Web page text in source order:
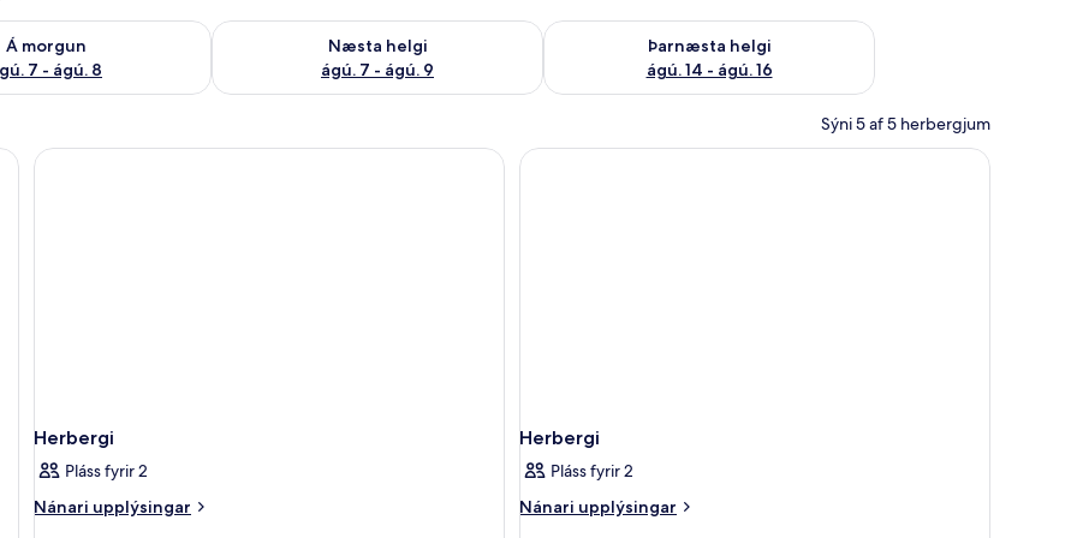
Á morgun
7 - ágú. 8
á morgun ágú. 7 - ágú. 8
Næsta helgi
ágú. 7 - ágú. 9
Athuga framboð næstu helgi ágú. 7 - ágú. 9
Þarnæsta helgi
ágú. 14 - ágú. 16
Athuga framboð þarnæstu helgi ágú. 14 - ágú. 16
Sýni 5 af 5 herbergjum
handklæði
Herbergi
Pláss fyrir 2
Nánari upplýsingar
Nánari
Herbergi
Pláss fyrir 2
Nánari upplýsingar
Nánari